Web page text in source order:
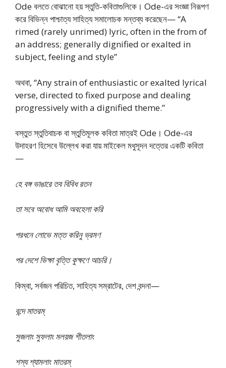
Ode বলতে বোঝানো হয় স্তুতি-কবিতাগুলিকে। Ode-এর সংজ্ঞা নিরূপণ
করে বিভিন্ন পাশ্চাত্য সাহিত্য সমালোচক মন্তব্য করেছেন— “A
rimed (rarely unrimed) lyric, often in the from of
an address; generally dignified or exalted in
subject, feeling and style”
অথবা, “Any strain of enthusiastic or exalted lyrical
verse, directed to fixed purpose and dealing
progressively with a dignified theme.”
বস্তুত স্তুতিবাচক বা স্তুতিমূলক কবিতা মাত্রই Ode। Ode-এর
উদাহরণ হিসেবে উল্লেখ করা যায় মাইকেল মধুসূদন দত্তের একটি কবিতা
—
হে বঙ্গ ভাঙারে তব বিবিধ রতন
তা সবে অবোধ আমি অবহেলা করি
পরধনে লোভে মত্ত করিনু ভ্রমণ
পর দেশে ভিক্ষা বৃত্তি কুক্ষণে আচরি।
কিম্বা, সর্বজন পরিচিত, সাহিত্য সম্রাটের, দেশ বন্দনা—
বন্দে মাতরম্
সুজলাং সুফলাং মলয়জ শীতলাং
শস্য শ্যামলাং মাতরম্